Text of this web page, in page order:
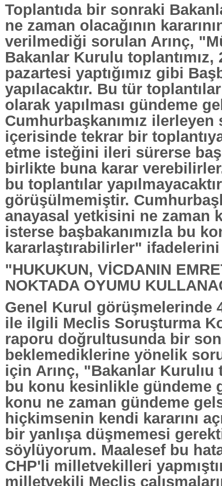
Toplantıda bir sonraki
ne zaman olacağının
verilmediği sorulan Arınç,
Bakanlar Kurulu toplantımız,
pazartesi yaptığımız gibi
yapılacaktır. Bu tür
olarak yapılması gündeme
Cumhurbaşkanımız ilerleyen
içerisinde tekrar bir
etme isteğini ileri sürerse
birlikte buna karar
bu toplantılar
görüşülmemiştir.
anayasal yetkisini ne zaman
isterse başbakanımızla bu
kararlaştırabilirler" ifadelerini
"HUKUKUN, VİCDANIN
NOKTADA OYUMU
Genel Kurul görüşmelerinde
ile ilgili Meclis Soruşturma
raporu doğrultusunda bir
beklemediklerine yönelik
için Arınç, "Bakanlar Kurulıu
bu konu kesinlikle gündeme
konu ne zaman gündeme
hiçkimsenin kendi kararını
bir yanlışa düşmemesi
söylüyorum. Maalesef bu
CHP'li milletvekilleri
milletvekili Meclis